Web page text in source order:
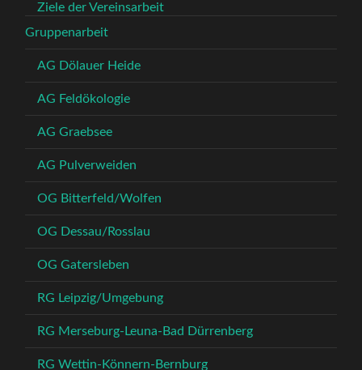
Ziele der Vereinsarbeit
Gruppenarbeit
AG Dölauer Heide
AG Feldökologie
AG Graebsee
AG Pulverweiden
OG Bitterfeld/Wolfen
OG Dessau/Rosslau
OG Gatersleben
RG Leipzig/Umgebung
RG Merseburg-Leuna-Bad Dürrenberg
RG Wettin-Könnern-Bernburg